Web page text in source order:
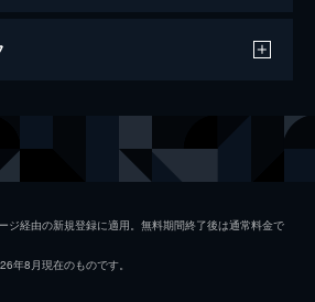
経由の新規登録に適用。無料期間終了後は通常料金で
年8月現在のものです。